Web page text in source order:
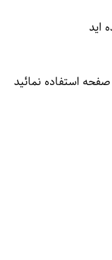
اید
استفاده نمائید